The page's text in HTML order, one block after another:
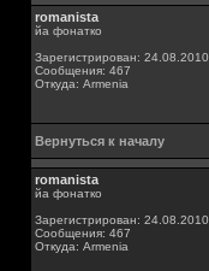
romanista
йа фонатко
Зарегистрирован: 24.08.2010
Сообщения: 467
Откуда: Armenia
Вернуться к началу
romanista
йа фонатко
Зарегистрирован: 24.08.2010
Сообщения: 467
Откуда: Armenia